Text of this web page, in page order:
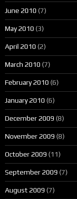
June 2010 (7)
May 2010 (3)
April 2010 (2)
March 2010 (7)
February 2010 (6)
January 2010 (6)
December 2009 (8)
November 2009 (8)
October 2009 (11)
September 2009 (7)
August 2009 (7)